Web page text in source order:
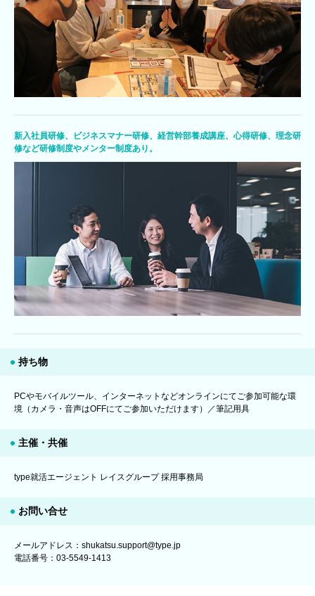
新入社員研修、ビジネスマナー研修、経営幹部養成講座、心得研修、理念研
修など研修制度やメンター制度あり。
持ち物
PCやモバイルツール、インターネットなどオンラインにてご参加可能な環
境（カメラ・音声はOFFにてご参加いただけます）／筆記用具
主催・共催
type就活エージェント レイスグループ 採用事務局
お問い合せ
メールアドレス：shukatsu.support@type.jp
電話番号：03-5549-1413